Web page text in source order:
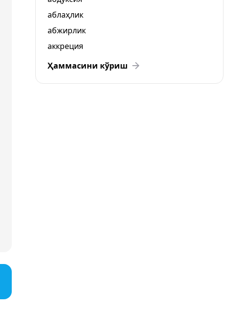
аблаҳлик
абжирлик
аккреция
Ҳаммасини кўриш